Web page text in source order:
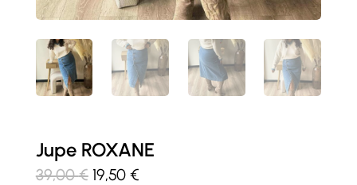
Jupe ROXANE
39,00€ Le
19,50 €Le